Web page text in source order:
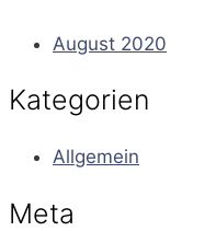
August 2020
Kategorien
Allgemein
Meta